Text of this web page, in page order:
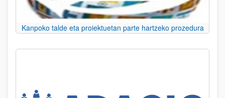
Kanpoko talde eta proiektuetan parte hartzeko prozedura